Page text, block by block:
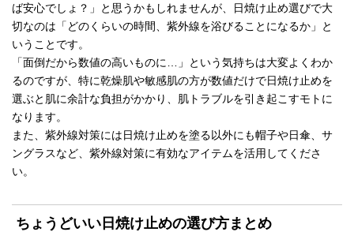
ば安心でしょ？」と思うかもしれませんが、日焼け止め選びで大
切なのは「どのくらいの時間、紫外線を浴びることになるか」と
いうことです。
「面倒だから数値の高いものに…」という気持ちは大変よくわか
るのですが、特に乾燥肌や敏感肌の方が数値だけで日焼け止めを
選ぶと肌に余計な負担がかかり、肌トラブルを引き起こすモトに
なります。
また、紫外線対策には日焼け止めを塗る以外にも帽子や日傘、サ
ングラスなど、紫外線対策に有効なアイテムを活用してくださ
い。
ちょうどいい日焼け止めの選び方まとめ